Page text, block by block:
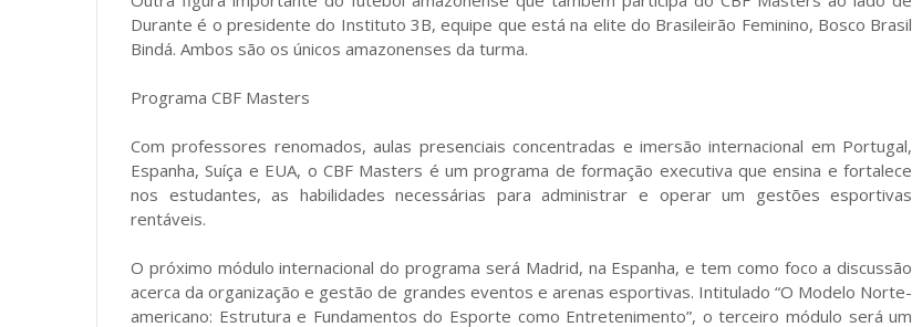
Durante é o presidente do Instituto 3B, equipe que está na elite do Brasileirão Feminino, Bosco Brasil
Bindá. Ambos são os únicos amazonenses da turma.
Programa CBF Masters
Com professores renomados, aulas presenciais concentradas e imersão internacional em Portugal,
Espanha, Suíça e EUA, o CBF Masters é um programa de formação executiva que ensina e fortalece
nos estudantes, as habilidades necessárias para administrar e operar um gestões esportivas
rentáveis.
O próximo módulo internacional do programa será Madrid, na Espanha, e tem como foco a discussão
acerca da organização e gestão de grandes eventos e arenas esportivas. Intitulado “O Modelo Norte-
americano: Estrutura e Fundamentos do Esporte como Entretenimento”, o terceiro módulo será um